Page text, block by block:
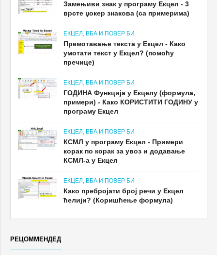
Замењиви знак у програму Екцел - 3
врсте џокер знакова (са примерима)
ЕКЦЕЛ, ВБА И ПОВЕР БИ
Премотавање текста у Екцел - Како
умотати текст у Екцел? (помоћу
пречице)
ЕКЦЕЛ, ВБА И ПОВЕР БИ
ГОДИНА Функција у Екцелу (формула,
примери) - Како КОРИСТИТИ ГОДИНУ у
програму Екцел
ЕКЦЕЛ, ВБА И ПОВЕР БИ
КСМЛ у програму Екцел - Примери
корак по корак за увоз и додавање
КСМЛ-а у Екцел
ЕКЦЕЛ, ВБА И ПОВЕР БИ
Како пребројати број речи у Екцел
ћелији? (Коришћење формула)
РЕЦОММЕНДЕД